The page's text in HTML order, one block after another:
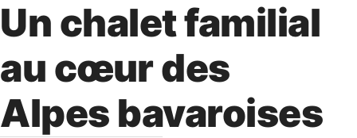
Un chalet familial
au cœur des
Alpes bavaroises